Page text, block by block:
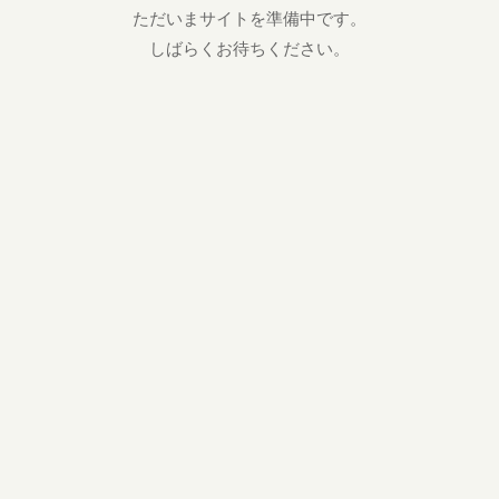
ただいまサイトを準備中です。
しばらくお待ちください。